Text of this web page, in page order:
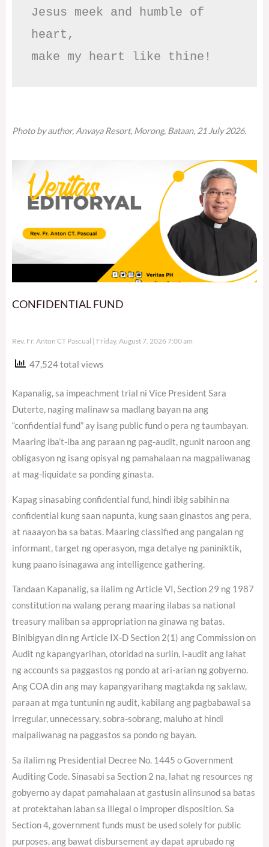
Jesus meek and humble of
heart,
make my heart like thine!
Photo by author, Anvaya Resort, Morong, Bataan, 21 July 2026.
CONFIDENTIAL FUND
Rev. Fr. Anton CT Pascual Friday, August 7, 2026 7:00 am
47,524 total views
Kapanalig, sa impeachment trial ni Vice President Sara
Duterte, naging malinaw sa madlang bayan na ang
“confidential fund” ay isang public fund o pera ng taumbayan.
Maaring iba’t-iba ang paraan ng pag-audit, ngunit naroon ang
obligasyon ng isang opisyal ng pamahalaan na magpaliwanag
at mag-liquidate sa ponding ginasta.
Kapag sinasabing confidential fund, hindi ibig sabihin na
confidential kung saan napunta, kung saan ginastos ang pera,
at naaayon ba sa batas. Maaring classified ang pangalan ng
informant, target ng operasyon, mga detalye ng paniniktik,
kung paano isinagawa ang intelligence gathering.
Tandaan Kapanalig, sa ilalim ng Article VI, Section 29 ng 1987
constitution na walang perang maaring ilabas sa national
treasury maliban sa appropriation na ginawa ng batas.
Binibigyan din ng Article IX-D Section 2(1) ang Commission on
Audit ng kapangyarihan, otoridad na suriin, i-audit ang lahat
ng accounts sa paggastos ng pondo at ari-arian ng gobyerno.
Ang COA din ang may kapangyarihang magtakda ng saklaw,
paraan at mga tuntunin ng audit, kabilang ang pagbabawal sa
irregular, unnecessary, sobra-sobrang, maluho at hindi
maipaliwanag na paggastos sa pondo ng bayan.
Sa ilalim ng Presidential Decree No. 1445 o Government
Auditing Code. Sinasabi sa Section 2 na, lahat ng resources ng
gobyerno ay dapat pamahalaan at gastusin alinsunod sa batas
at protektahan laban sa illegal o improper disposition. Sa
Section 4, government funds must be used solely for public
purposes, ang bawat disbursement ay dapat aprubado ng